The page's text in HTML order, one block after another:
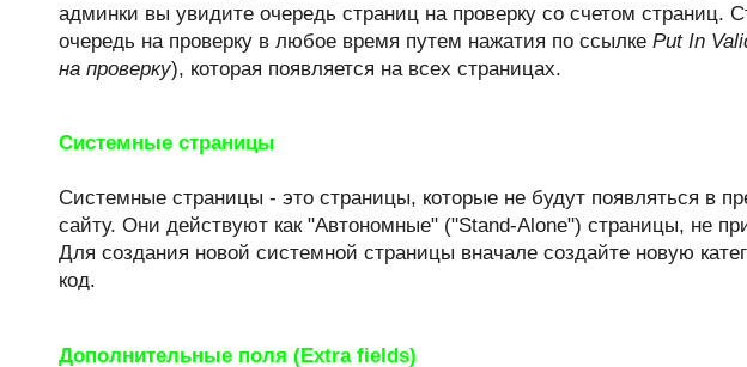
админки вы увидите очередь страниц на проверку со счетом
очередь на проверку в любое время путем нажатия по ссылке Put In
на проверку), которая появляется на всех страницах.
Системные страницы
Системные страницы - это страницы, которые не будут появляться в
сайту. Они действуют как "Автономные" ("Stand-Alone") страницы, не
Для создания новой системной страницы вначале создайте новую
код.
Дополнительные поля (Extra fields)